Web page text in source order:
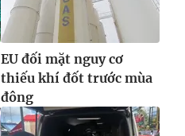
EU đối mặt nguy cơ
thiếu khí đốt trước mùa
đông